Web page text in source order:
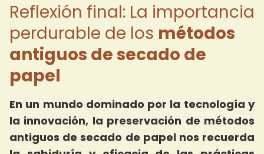
Reflexión final: La importancia
perdurable de los métodos
antiguos de secado de
papel
En un mundo dominado por la tecnología y
la innovación, la preservación de métodos
antiguos de secado de papel nos recuerda